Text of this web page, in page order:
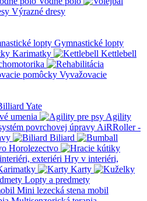
Výrazné dresy
Gymnastické lopty
Karimatky
Kettlebell
Vyvažovacie
Yate
umenia
Agility
AiRRoller -
Biliard
Horolezectvo
Hry v interiéri,
Karty
Lopty a predmety
Mini lezecká stena mobil